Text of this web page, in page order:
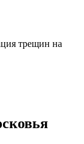
трещин на